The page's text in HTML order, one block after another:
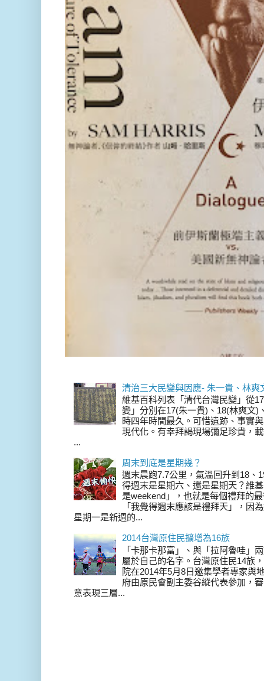
清治三大民變與因應- 朱一貴、林爽
維基百科列表「清代台灣民變」從
變」分別在17(朱一貴)、18(林爽文)
時四年時間最久。可惜遺跡、事實
現代化。有幸拜謁現場彌足珍貴，
...
周末到底是星期幾？
週末晨跑7.7公里，氣溫回升到18、
得週末是星期六、還是星期天？維
是weekend」，也就是每個禮拜的
「我覺得週末應該是禮拜天」，因
星期一是新週的...
2014台灣原住民擴增為16族
「卡那卡那富」、與「拉阿魯哇」
屬於自己的名字。台灣原住民14族
院在2014年5月8日邀集學者專家與
府由原民會副主委谷縱代表參加，
意表現三層...